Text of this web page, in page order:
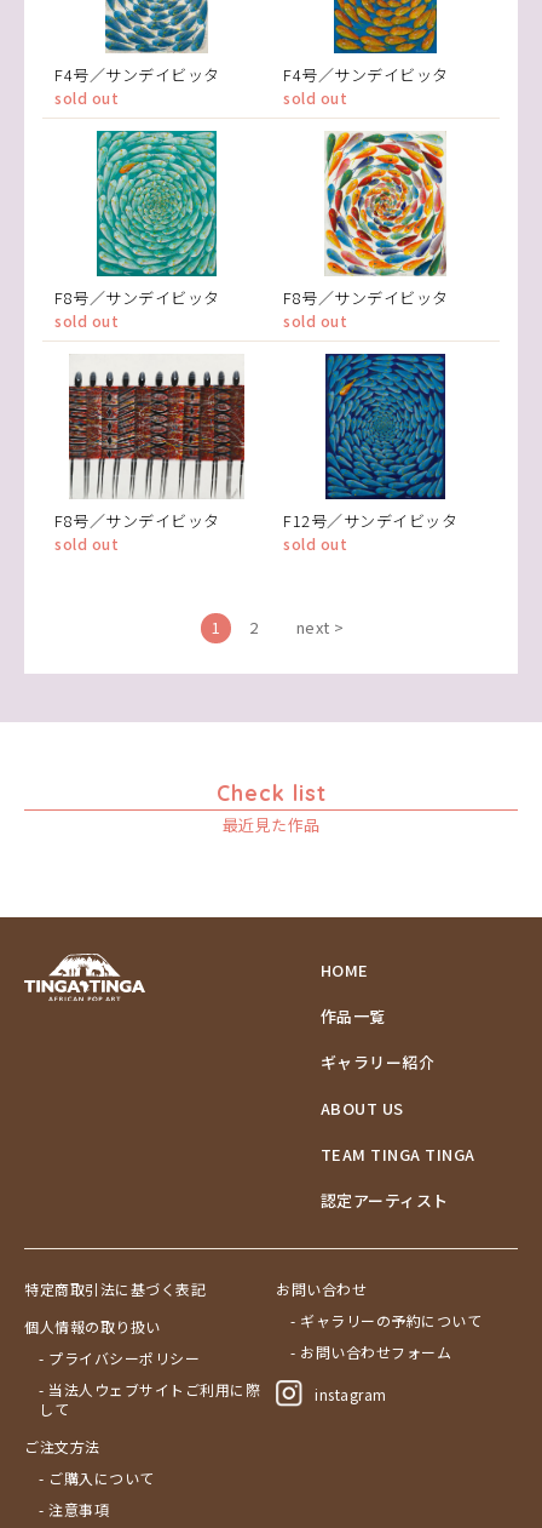
F4号／サンデイビッタ
sold out
F4号／サンデイビッタ
sold out
F8号／サンデイビッタ
sold out
F8号／サンデイビッタ
sold out
F8号／サンデイビッタ
sold out
F12号／サンデイビッタ
sold out
1 2 next >
Check list
最近見た作品
HOME
作品一覧
ギャラリー紹介
ABOUT US
TEAM TINGA TINGA
認定アーティスト
特定商取引法に基づく表記
個人情報の取り扱い
- プライバシーポリシー
- 当法人ウェブサイトご利用に際
して
ご注文方法
- ご購入について
- 注意事項
お問い合わせ
- ギャラリーの予約について
- お問い合わせフォーム
instagram